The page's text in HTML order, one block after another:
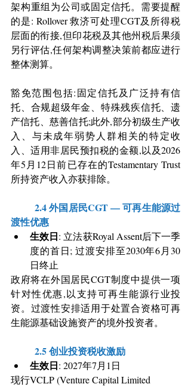
架构重组为公司或固定信托。需要提醒
的是: Rollover 救济可处理CGT及所得税
层面的衔接,但印花税及其他州税后果须
另行评估,任何架构调整决策前都应进行
整体测算。
豁免范围包括:固定信托及广泛持有信
托、合规超级年金、特殊残疾信托、遗
产信托、慈善信托;此外,部分初级生产收
入、与未成年弱势人群相关的特定收
入、适用非居民预扣税的金额,以及2026
年5月12日前已存在的Testamentary Trust
所持资产收入亦获排除。
	2.4 外国居民CGT — 可再生能源过
渡性优惠
生效日: 立法获Royal Assent后下一季
度的首日; 过渡安排至2030年6月30
日终止
政府将在外国居民CGT制度中提供一项
针对性优惠,以支持可再生能源行业投
资。过渡性安排适用于处置合资格可再
生能源基础设施资产的境外投资者。
	2.5 创业投资税收激励
生效日: 2027年7月1日
现行VCLP (Venture Capital Limited